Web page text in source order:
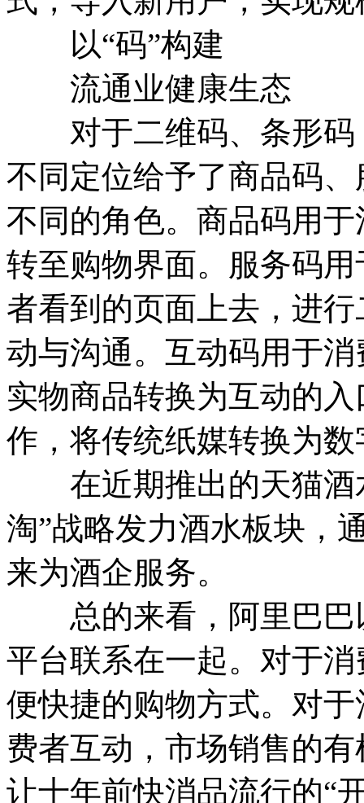
以“码”构建
流通业健康生态
对于二维码、条形码
不同定位给予了商品码
不同的角色。商品码用
转至购物界面。服务码
者看到的页面上去，进
动与沟通。互动码用于
实物商品转换为互动的
作，将传统纸媒转换为
在近期推出的天猫酒
淘”战略发力酒水板块，
来为酒企服务。
总的来看，阿里巴巴
平台联系在一起。对于
便快捷的购物方式。对
费者互动，市场销售的
让十年前快消品流行的“